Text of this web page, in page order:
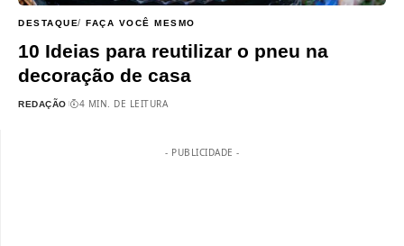
DESTAQUE FAÇA VOCÊ MESMO
10 Ideias para reutilizar o pneu na
decoração de casa
REDAÇÃO 4 MIN. DE LEITURA
- PUBLICIDADE -